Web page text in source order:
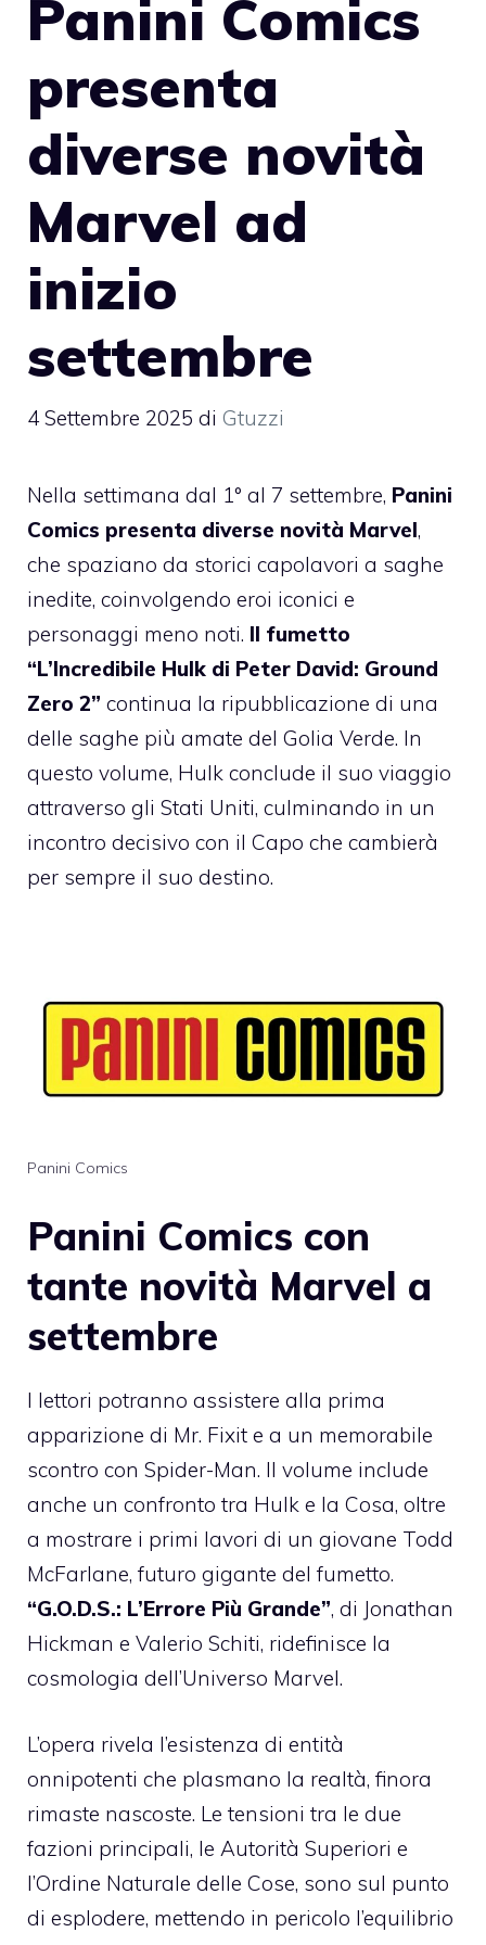
Panini Comics
presenta
diverse novità
Marvel ad
inizio
settembre
4 Settembre 2025 di Gtuzzi
Nella settimana dal 1° al 7 settembre, Panini
Comics presenta diverse novità Marvel,
che spaziano da storici capolavori a saghe
inedite, coinvolgendo eroi iconici e
personaggi meno noti. Il fumetto
“L’Incredibile Hulk di Peter David: Ground
Zero 2” continua la ripubblicazione di una
delle saghe più amate del Golia Verde. In
questo volume, Hulk conclude il suo viaggio
attraverso gli Stati Uniti, culminando in un
incontro decisivo con il Capo che cambierà
per sempre il suo destino.
Panini Comics
Panini Comics con
tante novità Marvel a
settembre
I lettori potranno assistere alla prima
apparizione di Mr. Fixit e a un memorabile
scontro con Spider-Man. Il volume include
anche un confronto tra Hulk e la Cosa, oltre
a mostrare i primi lavori di un giovane Todd
McFarlane, futuro gigante del fumetto.
“G.O.D.S.: L’Errore Più Grande”, di Jonathan
Hickman e Valerio Schiti, ridefinisce la
cosmologia dell’Universo Marvel.
L’opera rivela l’esistenza di entità
onnipotenti che plasmano la realtà, finora
rimaste nascoste. Le tensioni tra le due
fazioni principali, le Autorità Superiori e
l’Ordine Naturale delle Cose, sono sul punto
di esplodere, mettendo in pericolo l’equilibrio